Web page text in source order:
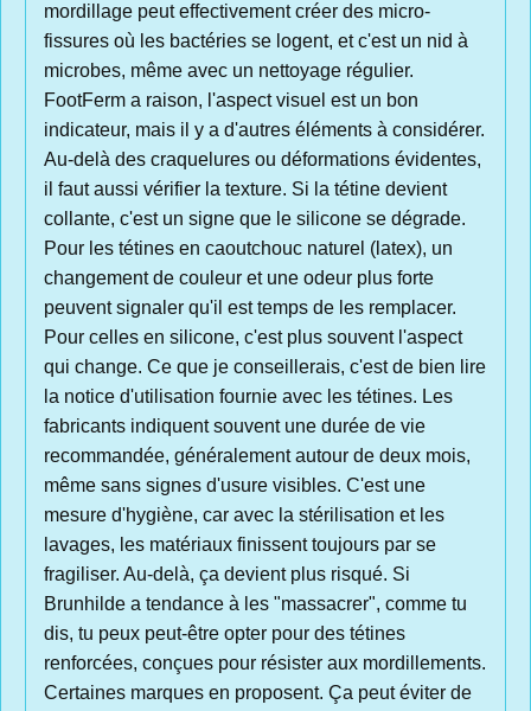
mordillage peut effectivement créer des micro-
fissures où les bactéries se logent, et c'est un nid à
microbes, même avec un nettoyage régulier.
FootFerm a raison, l'aspect visuel est un bon
indicateur, mais il y a d'autres éléments à considérer.
Au-delà des craquelures ou déformations évidentes,
il faut aussi vérifier la texture. Si la tétine devient
collante, c'est un signe que le silicone se dégrade.
Pour les tétines en caoutchouc naturel (latex), un
changement de couleur et une odeur plus forte
peuvent signaler qu'il est temps de les remplacer.
Pour celles en silicone, c'est plus souvent l'aspect
qui change. Ce que je conseillerais, c'est de bien lire
la notice d'utilisation fournie avec les tétines. Les
fabricants indiquent souvent une durée de vie
recommandée, généralement autour de deux mois,
même sans signes d'usure visibles. C'est une
mesure d'hygiène, car avec la stérilisation et les
lavages, les matériaux finissent toujours par se
fragiliser. Au-delà, ça devient plus risqué. Si
Brunhilde a tendance à les "massacrer", comme tu
dis, tu peux peut-être opter pour des tétines
renforcées, conçues pour résister aux mordillements.
Certaines marques en proposent. Ça peut éviter de